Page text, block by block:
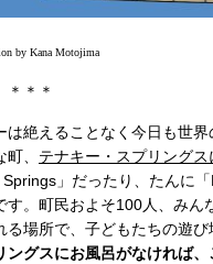
by Kana Motojima
＊＊＊
絶えることなく今日も世
、 テナキー・スプリング
」だったり、たんに
。町民およそ100人、みん
場所で、子どもたちの遊
ングスにお風呂がなければ